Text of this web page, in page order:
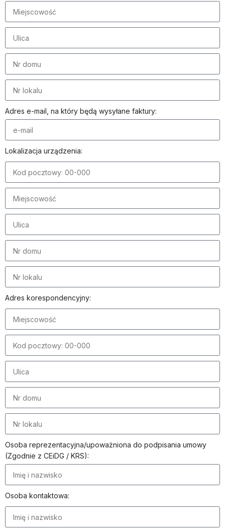
Adres e-mail, na który będą wysyłane faktury:
Lokalizacja urządzenia:
Adres korespondencyjny:
Osoba reprezentacyjna/upoważniona do podpisania umowy
(Zgodnie z CEiDG / KRS):
Osoba kontaktowa: